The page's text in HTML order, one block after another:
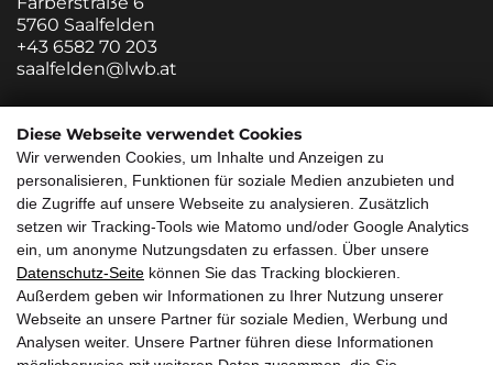
5760 Saalfelden
+43 6582 70 203
saalfelden@lwb.at
Zweigstelle Salzburg
Innsbrucker Bundesstraße 85
5020 Salzburg
+43 662 882213 0
salzburg@lwb.at
Quicklinks
Über uns Service
Diese Webseite verwendet Cookies
Wir verwenden Cookies, um Inhalte und Anzeigen zu
personalisieren, Funktionen für soziale Medien anzubieten und
die Zugriffe auf unsere Webseite zu analysieren. Zusätzlich
setzen wir Tracking-Tools wie Matomo und/oder Google Analytics
ein, um anonyme Nutzungsdaten zu erfassen. Über unsere
Datenschutz-Seite können Sie das Tracking blockieren.
Außerdem geben wir Informationen zu Ihrer Nutzung unserer
Webseite an unsere Partner für soziale Medien, Werbung und
Analysen weiter. Unsere Partner führen diese Informationen